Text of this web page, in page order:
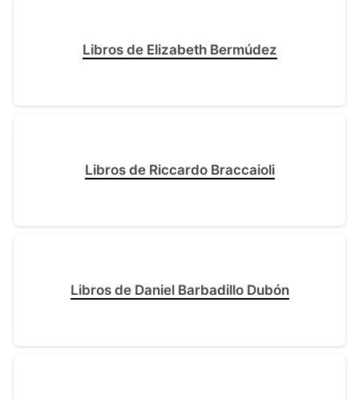
Libros de Elizabeth Bermúdez
Libros de Riccardo Braccaioli
Libros de Daniel Barbadillo Dubón